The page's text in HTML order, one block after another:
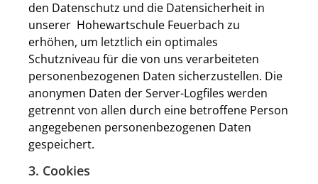
den Datenschutz und die Datensicherheit in
unserer Hohewartschule Feuerbach zu
erhöhen, um letztlich ein optimales
Schutzniveau für die von uns verarbeiteten
personenbezogenen Daten sicherzustellen. Die
anonymen Daten der Server-Logfiles werden
getrennt von allen durch eine betroffene Person
angegebenen personenbezogenen Daten
gespeichert.
3. Cookies